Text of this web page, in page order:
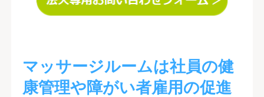
マッサージルームは社員の健
康管理や障がい者雇用の促進